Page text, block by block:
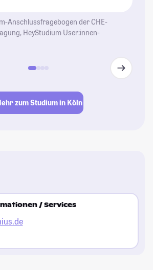
Anschlussfragebogen der CHE-
HeyStudium User:innen-
zum Studium in Köln
/ Services